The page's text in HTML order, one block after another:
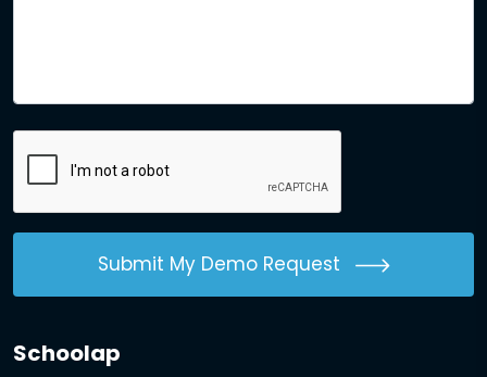
Submit My Demo Request
Schoolap